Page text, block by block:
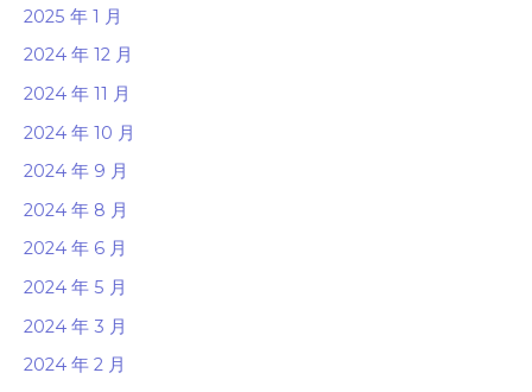
2025 年 1 月
2024 年 12 月
2024 年 11 月
2024 年 10 月
2024 年 9 月
2024 年 8 月
2024 年 6 月
2024 年 5 月
2024 年 3 月
2024 年 2 月